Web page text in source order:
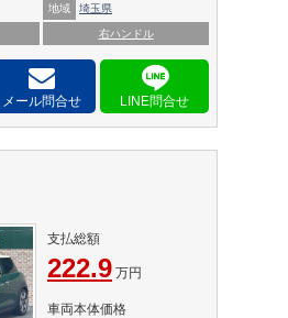
地域 埼玉県
右ハンドル
メール問合せ
支払総額
222.9 万円
車両本体価格